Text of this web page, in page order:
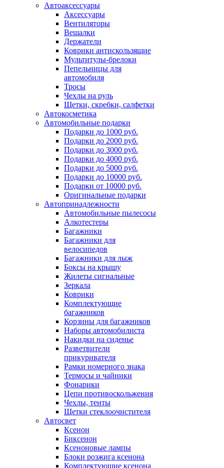
Автоаксессуары
Аксессуары
Вентиляторы
Вешалки
Держатели
Коврики антискользящие
Мультитулы-брелоки
Пепельницы для
автомобиля
Тросы
Чехлы на руль
Щетки, скребки, салфетки
Автокосметика
Автомобильные подарки
Подарки до 1000 руб.
Подарки до 2000 руб.
Подарки до 3000 руб.
Подарки до 4000 руб.
Подарки до 5000 руб.
Подарки до 10000 руб.
Подарки от 10000 руб.
Оригинальные подарки
Автопринадлежности
Автомобильные пылесосы
Алкотестеры
Багажники
Багажники для
велосипедов
Багажники для лыж
Боксы на крышу
Жилеты сигнальные
Зеркала
Коврики
Комплектующие
багажников
Корзины для багажников
Наборы автомобилиста
Накидки на сиденье
Разветвители
прикуривателя
Рамки номерного знака
Термосы и чайники
Фонарики
Цепи противоскольжения
Чехлы, тенты
Щетки стеклоочистителя
Автосвет
Ксенон
Биксенон
Ксеноновые лампы
Блоки розжига ксенона
Комплектующие ксенона